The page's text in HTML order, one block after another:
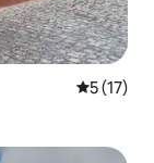
5 de uma
5 (17)